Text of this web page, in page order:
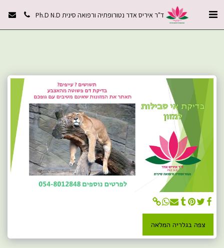
ד"ר איריס אדר נטורופתיה ורפואה סינית Ph.D N.D
צפה בגלריה המלאה